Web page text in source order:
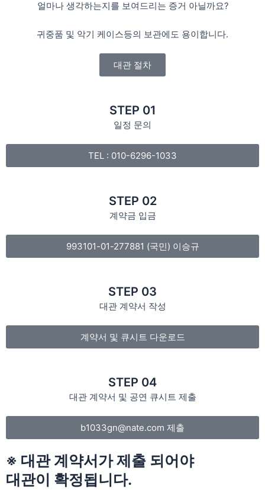
얼마나 생각하는지를 보여드리는 증거 아닐까요?
귀중품 및 악기 케이스등의 보관에도 용이합니다.
대관 절차
STEP 01
일정 문의
TEL : 010-6296-1033
STEP 02
계약금 입금
993101-01-277881 (국민) 이승규
STEP 03
대관 계약서 작성
계약서 및 큐시트 다운로드
STEP 04
대관 계약서 및 공연 큐시트 제출
b1033gn@nate.com 제출
※ 대관 계약서가 제출 되어야
대관이 확정됩니다.